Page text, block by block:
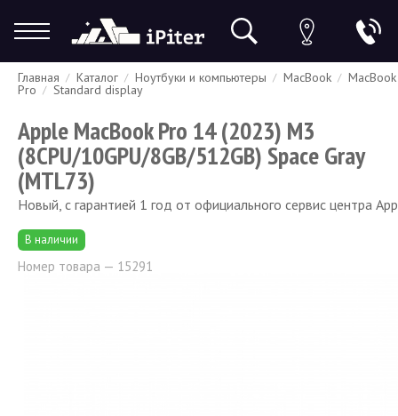
Гарантия Доставка и оплата Спецпредложения Скидки
Главная Каталог Ноутбуки и компьютеры MacBook MacBook
Pro Standard display
Apple MacBook Pro 14 (2023) M3
(8CPU/10GPU/8GB/512GB) Space Gray
(MTL73)
Новый, с гарантией 1 год от официального сервис центра
В наличии
Номер товара — 15291